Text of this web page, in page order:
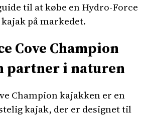
til at købe en Hydro-Force
på markedet.
Cove Champion
partner i naturen
Champion kajakken er en
kajak, der er designet til